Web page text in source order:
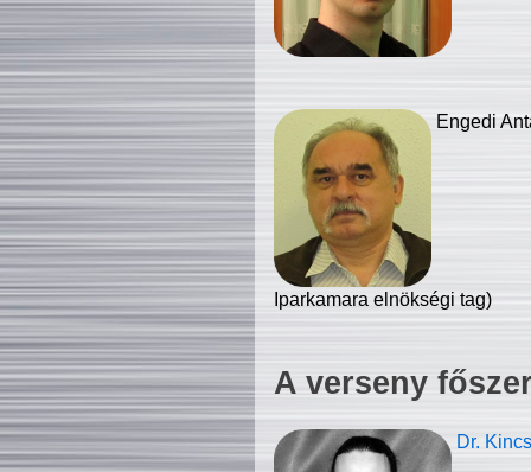
Engedi
Iparkamara elnökségi tag)
A verseny
Dr.